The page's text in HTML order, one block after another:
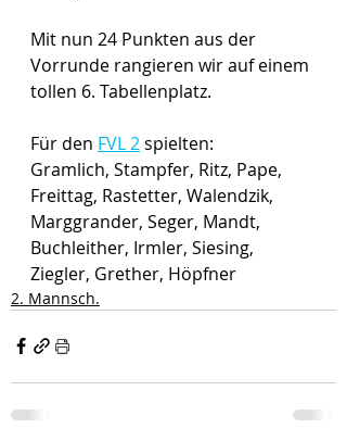
Mit nun 24 Punkten aus der
Vorrunde rangieren wir auf einem
tollen 6. Tabellenplatz.
Für den FVL 2 spielten:
Gramlich, Stampfer, Ritz, Pape,
Freittag, Rastetter, Walendzik,
Marggrander, Seger, Mandt,
Buchleither, Irmler, Siesing,
Ziegler, Grether, Höpfner
2. Mannsch.